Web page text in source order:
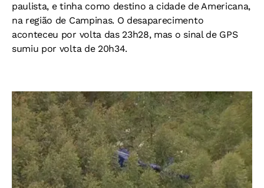
paulista, e tinha como destino a cidade de Americana,
na região de Campinas. O desaparecimento
aconteceu por volta das 23h28, mas o sinal de GPS
sumiu por volta de 20h34.